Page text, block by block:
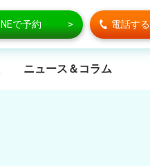
で予約 電話する
ニュース＆コラム